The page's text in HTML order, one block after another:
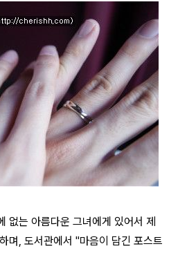
없는 아름다운 그녀에게 있어서 제
며, 도서관에서 "마음이 담긴 포스트